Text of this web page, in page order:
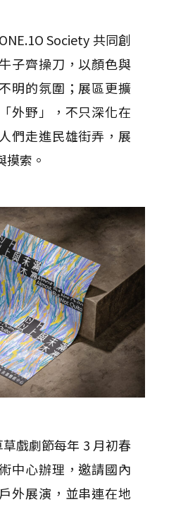
Society 共同創
子齊操刀，以顏色與
明的氛圍；展區更擴
外野」，不只深化在
們走進民雄街弄，展
摸索。
戲劇節每年 3 月初春
中心辦理，邀請國內
外展演，並串連在地